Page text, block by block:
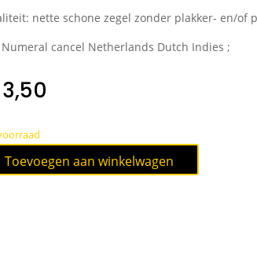
nette schone zegel zonder plakker- en/of
Numeral cancel Netherlands Dutch Indies ;
3,50
Toevoegen aan winkelwagen